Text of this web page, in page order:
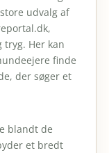
udvalg af
tryg. Her kan
finde
der søger et
blandt de
et bredt